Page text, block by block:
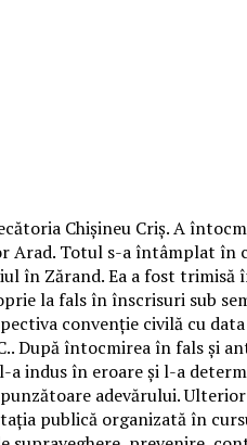
Chişineu Criş. A
Arad. Totul s-a întâmplat în
în Zărand. Ea a fost trimisă
la fals în înscrisuri sub
convenţie civilă cu
După întocmirea în fals şi
în eroare şi l-a
adevărului.
publică organizată în